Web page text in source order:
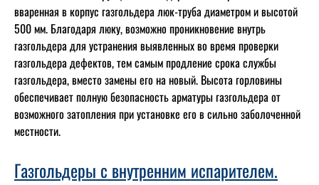
вваренная в корпус газгольдера люк-труба диаметром и высотой
500 мм. Благодаря люку, возможно проникновение внутрь
газгольдера для устранения выявленных во время проверки
газгольдера дефектов, тем самым продление срока службы
газгольдера, вместо замены его на новый. Высота горловины
обеспечивает полную безопасность арматуры газгольдера от
возможного затопления при установке его в сильно заболоченной
местности.
Газгольдеры с внутренним испарителем.